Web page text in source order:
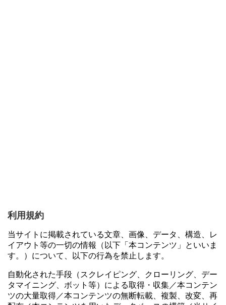
利用規約
当サイトに掲載されている文章、画像、データ、構造、レ
イアウト等の一切の情報（以下「本コンテンツ」といいま
す。）について、以下の行為を禁止します。
自動化された手段（スクレイピング、クローリング、デー
タマイニング、ボット等）による取得・収集／本コンテン
ツの大量取得／本コンテンツの無断転載、複製、改変、再